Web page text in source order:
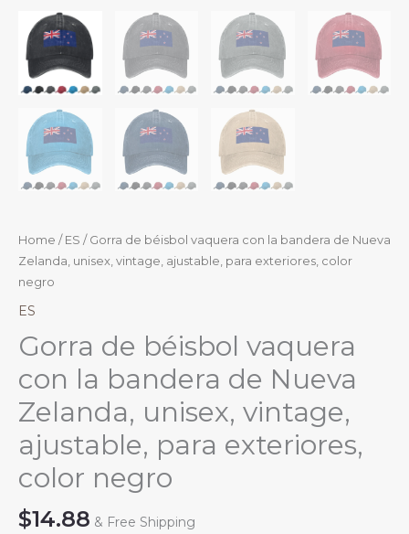
Home / ES / Gorra de béisbol vaquera con la bandera de Nueva
Zelanda, unisex, vintage, ajustable, para exteriores, color
negro
ES
Gorra de béisbol vaquera
con la bandera de Nueva
Zelanda, unisex, vintage,
ajustable, para exteriores,
color negro
$14.88 & Free Shipping